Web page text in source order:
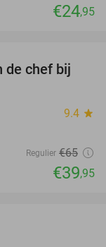
€24,95
39%
de chef bij
9.4 star
Regulier €65
€39,95